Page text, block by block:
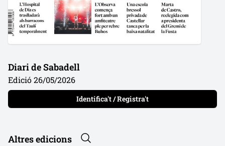
Diari de Sabadell
Edició 26/05/2026
Identifica't / Registra't
Altres edicions